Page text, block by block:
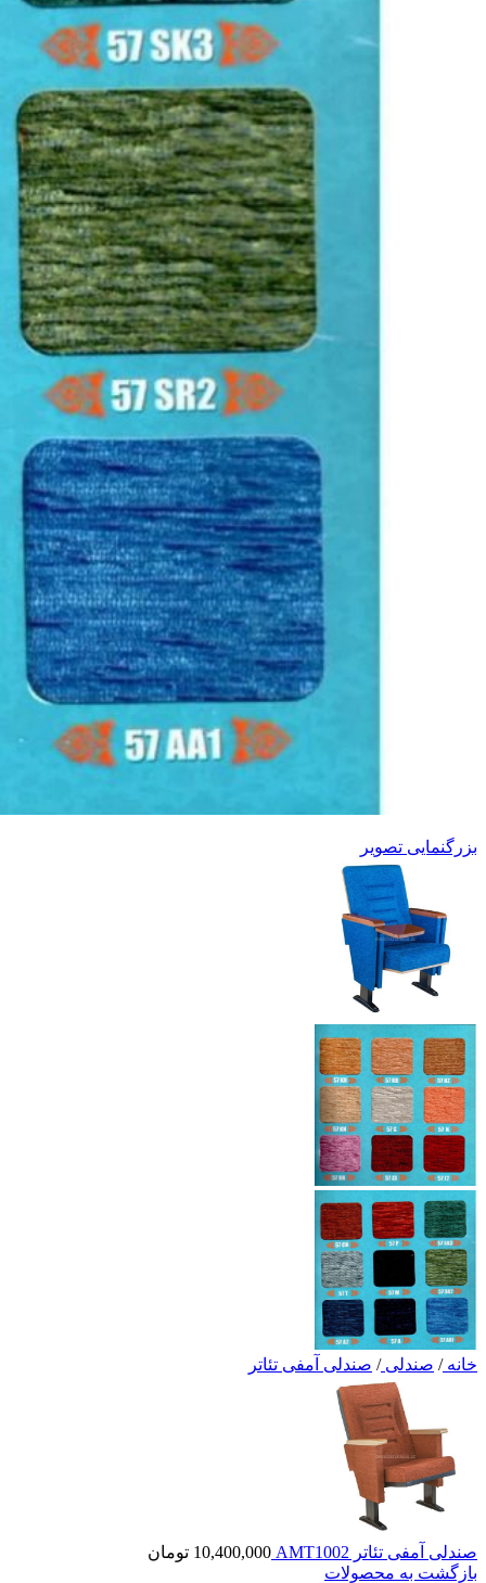
بزرگنمایی تصویر
خانه/ صندلی/ صندلی آمفی تئاتر
صندلی آمفی تئاتر AMT1002 10,400,000 تومان
بازگشت به محصولات